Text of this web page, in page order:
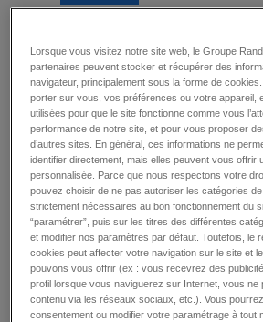
AUXILIAIRE DE
(F/H)
Paris 15 (75)- CDI-13 € / heure -
juillet 2026
Prêt(e) à révéler votre impact
de puériculture (F/H) en crèche ?
établissement dédié à la petite
contribuez chaque jour au bien-
sécurité et à l'éveil des enfants
assurez les soins d'hygiène, de
d'alimentation en respectant les
individuels, les protocoles et le
chaque enfant - Vous
dans leurs activités d'éveil afin de
autonomie, leur développement et
Lorsque vous visitez notre site web, le Groupe
partenaires peuvent stocker et récupérer des
navigateur, principalement sous la forme de
porter sur vous, vos préférences ou votre appareil,
utilisées pour que le site fonctionne comme vous
performance de notre site, et pour vous proposer
d’autres sites. En général, ces informations ne
identifier directement, mais elles peuvent vous offrir
personnalisée. Parce que nous respectons votre
pouvez choisir de ne pas autoriser les catégories
strictement nécessaires au bon fonctionnement du
“paramétrer”, puis sur les titres des différentes
et modifier nos paramètres par défaut. Toutefois, le
cookies peut affecter votre navigation sur le site et
pouvons vous offrir (ex : vous recevrez des
profil lorsque vous naviguerez sur Internet, vous ne
contenu via les réseaux sociaux, etc.). Vous
consentement ou modifier votre paramétrage à tout